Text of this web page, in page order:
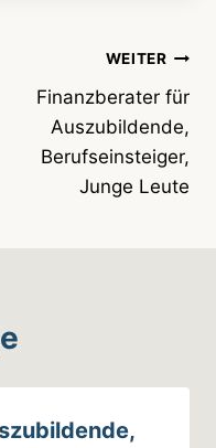
WEITER
Finanzberater für
Auszubildende,
Berufseinsteiger,
Junge Leute